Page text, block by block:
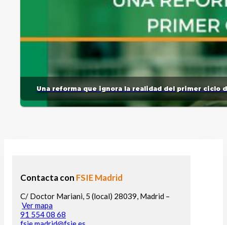
Una reforma que ignora la realidad del primer ciclo
Contacta con FSIE Madrid
C/ Doctor Mariani, 5 (local) 28039, Madrid –
Ver mapa
91 554 08 68